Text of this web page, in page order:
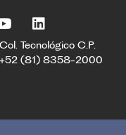
Tecnológico C.P.
+52 (81) 8358-2000